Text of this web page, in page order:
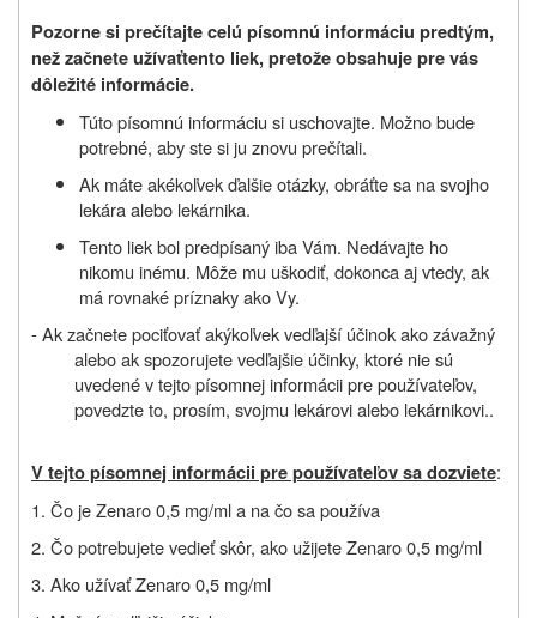
Pozorne si prečítajte celú písomnú informáciu predtým,
než začnete užívaťtento liek, pretože obsahuje pre vás
dôležité informácie.
Túto písomnú informáciu si uschovajte. Možno bude
potrebné, aby ste si ju znovu prečítali.
Ak máte akékoľvek ďalšie otázky, obráťte sa na svojho
lekára alebo lekárnika.
Tento liek bol predpísaný iba Vám. Nedávajte ho
nikomu inému. Môže mu uškodiť, dokonca aj vtedy, ak
má rovnaké príznaky ako Vy.
- Ak začnete pociťovať akýkoľvek vedľajší účinok ako závažný
alebo ak spozorujete vedľajšie účinky, ktoré nie sú
uvedené v tejto písomnej informácii pre používateľov,
povedzte to, prosím, svojmu lekárovi alebo lekárnikovi..
V tejto písomnej informácii pre používateľov sa dozviete:
1. Čo je Zenaro 0,5 mg/ml a na čo sa používa
2. Čo potrebujete vedieť skôr, ako užijete Zenaro 0,5 mg/ml
3. Ako užívať Zenaro 0,5 mg/ml